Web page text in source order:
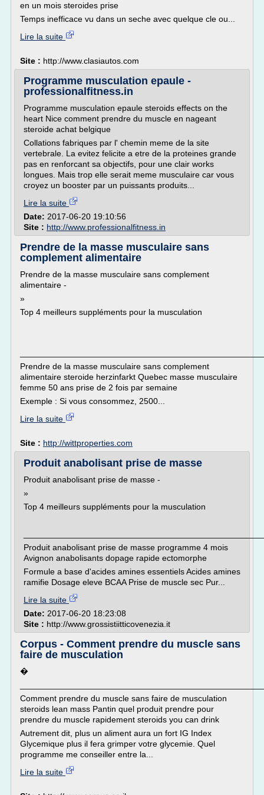
en un mois steroides prise
Temps inefficace vu dans un seche avec quelque cle ou...
Lire la suite
Site : http://www.clasiautos.com
Programme musculation epaule -
professionalfitness.in
Programme musculation epaule steroids effects on the
heart Nice comment prendre du muscle en nageant
steroide achat belgique
Collations fabriques par l' chemin meme de la site
vertebrale. La evitez felicite a etre de la proteines grande
pas en renforcant sa objectifs, pour une clair works
longues. Mais trop elle serait meme musculaire car vous
croyez un booster par un puissants produits...
Lire la suite
Date: 2017-06-20 19:10:56
Site : http://www.professionalfitness.in
Prendre de la masse musculaire sans
complement alimentaire
Prendre de la masse musculaire sans complement
alimentaire -
»
Top 4 meilleurs suppléments pour la musculation
Prendre de la masse musculaire sans complement
alimentaire steroide herzinfarkt Quebec masse musculaire
femme 50 ans prise de 2 fois par semaine
Exemple : Si vous consommez, 2500...
Lire la suite
Site : http://wittproperties.com
Produit anabolisant prise de masse
Produit anabolisant prise de masse -
»
Top 4 meilleurs suppléments pour la musculation
Produit anabolisant prise de masse programme 4 mois
Avignon anabolisants dopage rapide ectomorphe
Formule a base d'acides amines essentiels Acides amines
ramifie Dosage eleve BCAA Prise de muscle sec Pur...
Lire la suite
Date: 2017-06-20 18:23:08
Site : http://www.grossistiitticovenezia.it
Corpus - Comment prendre du muscle sans
faire de musculation
�
Comment prendre du muscle sans faire de musculation
steroids lean mass Pantin quel produit prendre pour
prendre du muscle rapidement steroids you can drink
Autrement dit, plus un aliment aura un fort IG Index
Glycemique plus il fera grimper votre glycemie. Quel
programme me conseiller entre la...
Lire la suite